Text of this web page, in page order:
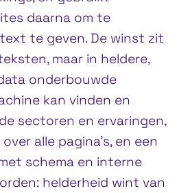
daarna om te
te geven. De winst zit
maar in heldere,
onderbouwde
kan vinden en
sectoren en ervaringen,
alle pagina’s, en een
schema en interne
helderheid wint van